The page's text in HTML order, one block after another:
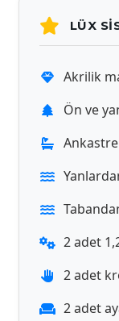
LÜX
Akrilik
Ön ve
2 adet
2 adet
2 adet